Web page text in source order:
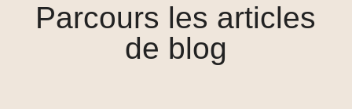
Parcours les articles
de blog